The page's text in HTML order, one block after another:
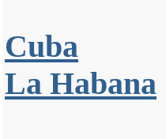
Cuba
La Habana